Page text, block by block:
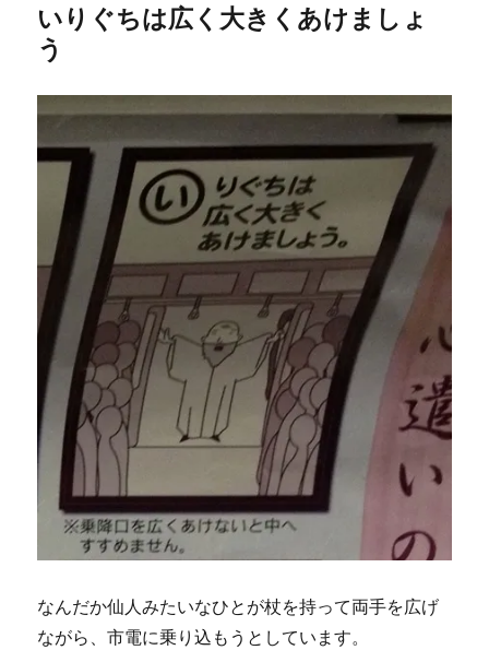
いりぐちは広く大きくあけましょ
う
なんだか仙人みたいなひとが杖を持って両手を広げ
ながら、市電に乗り込もうとしています。